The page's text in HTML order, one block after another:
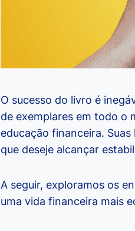
O sucesso do livro é
de exemplares em todo o
educação financeira.
que deseje alcançar
A seguir, exploramos os
uma vida financeira mais